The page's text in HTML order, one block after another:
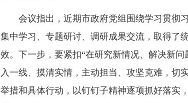
会议指出，近期市政府党组围绕学习贯彻
集中学习、专题研讨、调研成果交流，取得了
效。下一步，要紧扣“在研究新情况、解决新
入一线、摸清实情，主动担当、攻坚克难，切
举措和具体行动，以钉钉子精神逐项抓好落实